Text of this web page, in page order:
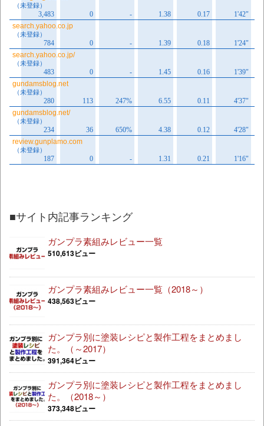
■サイト内記事ランキング
ガンプラ素組みレビュー一覧
510,613ビュー
ガンプラ素組みレビュー一覧（2018～）
438,563ビュー
ガンプラ別に塗装レシピと製作工程をまとめまし
た。（～2017）
391,364ビュー
ガンプラ別に塗装レシピと製作工程をまとめまし
た。（2018～）
373,348ビュー